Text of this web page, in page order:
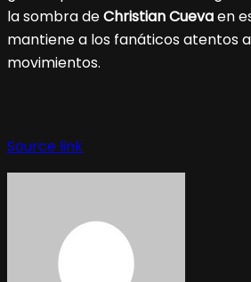
la sombra deChristian Cuevaen
mantiene a los fanáticos atentos
movimientos.
Source link